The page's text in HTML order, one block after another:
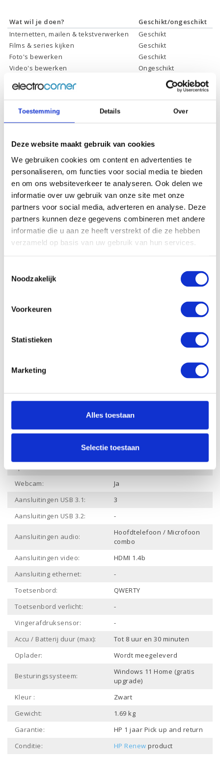
Toestemming Details Over
Deze website maakt gebruik van cookies
We gebruiken cookies om content en advertenties te
personaliseren, om functies voor social media te bieden
en om ons websiteverkeer te analyseren. Ook delen we
informatie over uw gebruik van onze site met onze
partners voor social media, adverteren en analyse. Deze
partners kunnen deze gegevens combineren met andere
informatie die u aan ze heeft verstrekt of die ze hebben
verzameld op basis van uw gebruik van hun services.
Noodzakelijk
Voorkeuren
Statistieken
Marketing
Alles toestaan
Selectie toestaan
Wat wil je doen?
Geschikt/ongeschikt
Internetten, mailen & tekstverwerken
Geschikt
Films & series kijken
Geschikt
Foto's bewerken
Geschikt
Video's bewerken
Ongeschikt
Ongeschikt
Schermdiagonaal:
15.6 inch (39,6 cm)
Scherm resolutie:
1920 x 1080 (Full HD)
Touchscreen:
-
Scherm reflectie:
Ontspiegeld
Processor:
AMD Athlon Silver 3050U
Processor kernen:
Draadloze verbinding
Ja
HP Audio, 2 luidsprekers
Webcam:
Ja
Aansluitingen USB 3.1:
3
Aansluitingen USB 3.2:
-
Aansluitingen audio:
Hoofdtelefoon / Microfoon
combo
Aansluitingen video:
HDMI 1.4b
Aansluiting ethernet:
-
Toetsenbord:
QWERTY
Toetsenbord verlicht:
-
Vingerafdruksensor:
-
Accu / Batterij duur (max):
Tot 8 uur en 30 minuten
Oplader:
Wordt meegeleverd
Besturingssysteem:
Windows 11 Home (gratis
upgrade)
Kleur :
Zwart
Gewicht:
1.69 kg
Garantie:
HP 1 jaar Pick up and return
Conditie:
HP Renew product